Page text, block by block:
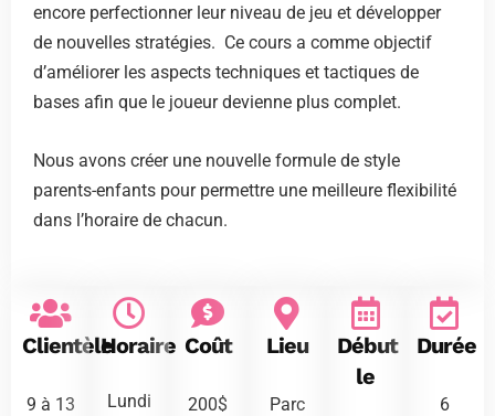
encore perfectionner leur niveau de jeu et développer
de nouvelles stratégies. Ce cours a comme objectif
d’améliorer les aspects techniques et tactiques de
bases afin que le joueur devienne plus complet.
Nous avons créer une nouvelle formule de style
parents-enfants pour permettre une meilleure flexibilité
dans l’horaire de chacun.
Clientèle
9 à 13
Horaire
Lundi
Coût
200$
Lieu
Parc
Début
le
Durée
6